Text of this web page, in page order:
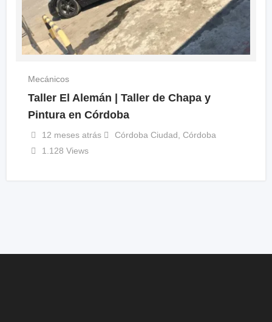
Mecánicos
Taller El Alemán | Taller de Chapa y
Pintura en Córdoba
12 meses atrás Córdoba Ciudad Córdoba
1.128 Views